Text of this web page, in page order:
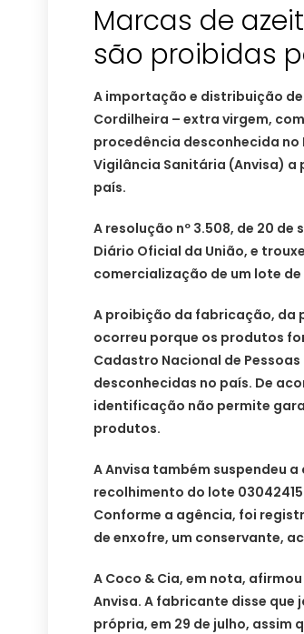
Marcas de
são proibidas
A importação e distribuição
Cordilheira – extra virgem,
procedência desconhecida no
Vigilância Sanitária (Anvisa) a
país.
A resolução nº 3.508, de 20
Diário Oficial da União, e
comercialização de um lote
A proibição da fabricação, da
ocorreu porque os produtos
Cadastro Nacional de
desconhecidas no país. De
identificação não permite
produtos.
A Anvisa também suspendeu
recolhimento do lote
Conforme a agência, foi
de enxofre, um conservante,
A Coco & Cia, em nota,
Anvisa. A fabricante disse
própria, em 29 de julho, assim